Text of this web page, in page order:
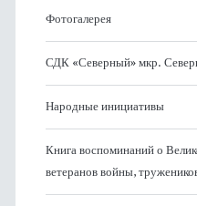
Фотогалерея
СДК «Северный» мкр.
Народные инициативы
Книга воспоминаний о
ветеранов войны,